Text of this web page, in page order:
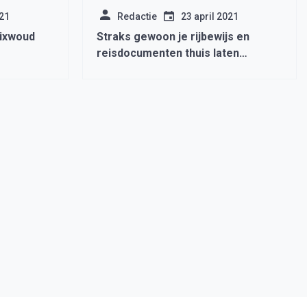
Redactie 23 april 2021
Straks gewoon je rijbewijs en
reisdocumenten thuis laten